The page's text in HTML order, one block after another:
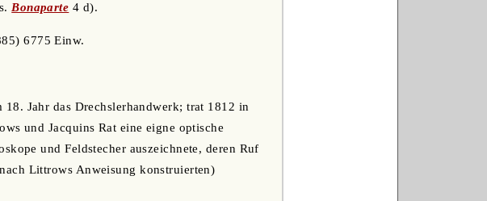
Bonaparte 4 d).
6775 Einw.
Jahr das Drechslerhandwerk; trat 1812 in
und Jacquins Rat eine eigne optische
und Feldstecher auszeichnete, deren Ruf
Littrows Anweisung konstruierten)